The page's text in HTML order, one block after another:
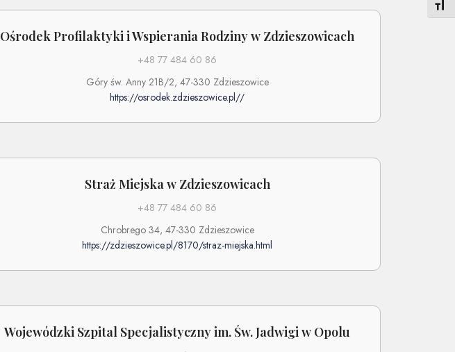
Ośrodek Profilaktyki i Wspierania Rodziny w Zdzieszowicach
+48 77 484 60 86
Góry św. Anny 21B/2, 47-330 Zdzieszowice
https://osrodek.zdzieszowice.pl//
Straż Miejska w Zdzieszowicach
+48 77 484 60 86
Chrobrego 34, 47-330 Zdzieszowice
https://zdzieszowice.pl/8170/straz-miejska.html
Wojewódzki Szpital Specjalistyczny im. Św. Jadwigi w Opolu